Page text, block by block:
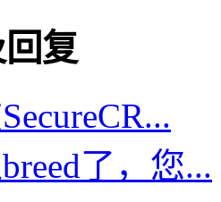
复
了，您...